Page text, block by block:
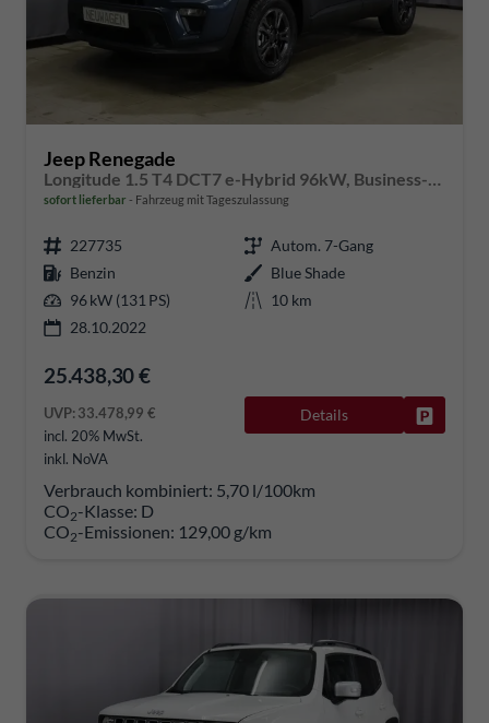
Jeep Renegade
Longitude 1.5 T4 DCT7 e-Hybrid 96kW, Business-Paket, 2-Zonen-Klimaautomatik, AppleCarPlay&Android Auto, Radio DAB, Freisprecheinrichtung, Tempomat, LaneSense, Notrufsystem, 16"-Leichtmetallfelgen, uvm.
sofort lieferbar Fahrzeug mit Tageszulassung
227735
Autom. 7-Gang
Benzin
Blue Shade
96 kW (131 PS)
10 km
28.10.2022
25.438,30 €
UVP:33.478,99 €
incl. 20% MwSt.
inkl. NoVA
Details
Verbrauch kombiniert: 5,70 l/100km
CO2-Klasse: D
CO2-Emissionen: 129,00 g/km